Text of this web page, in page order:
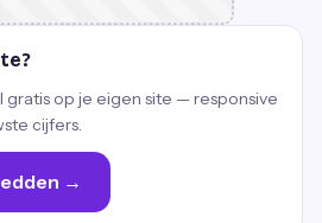
op je eigen site — responsive
cijfers.
→